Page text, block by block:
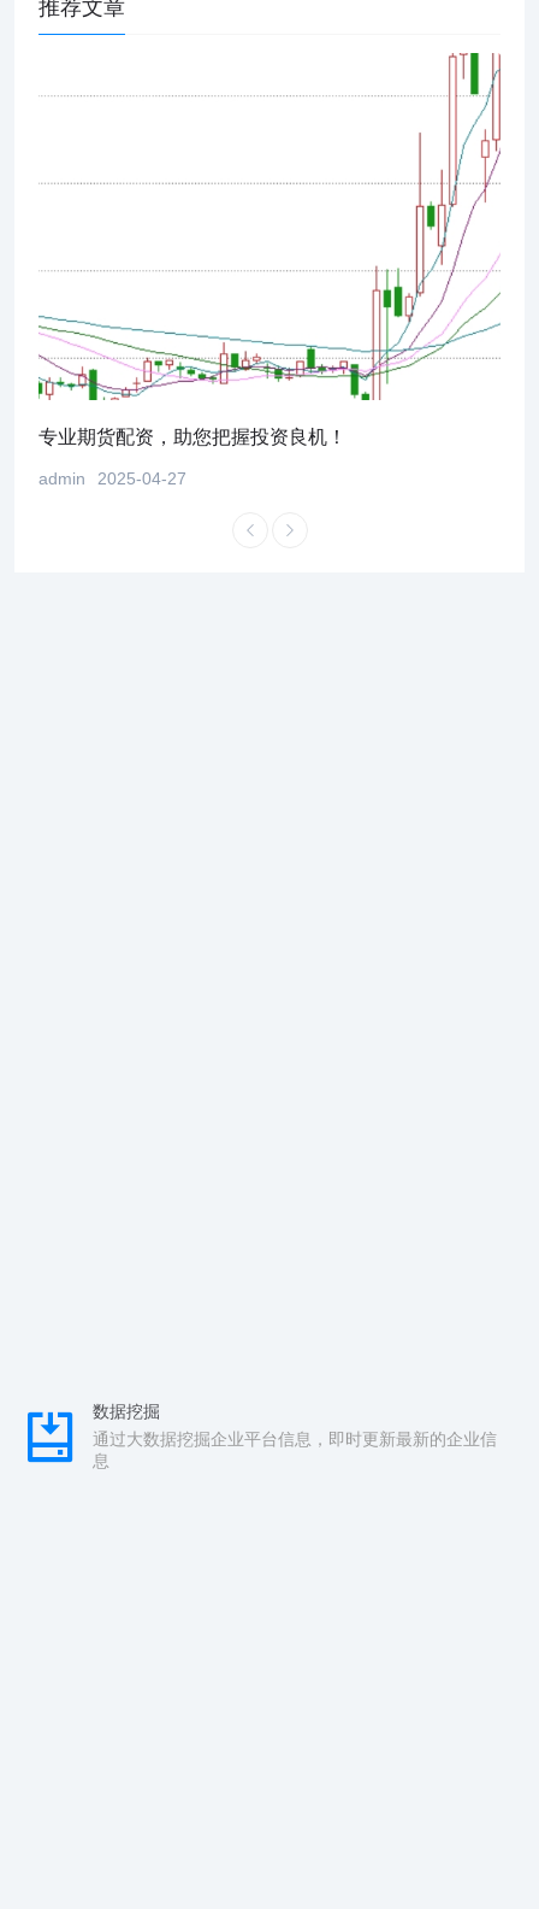
推荐文章
专业期货配资，助您把握投资良机！
admin 2025-04-27
数据挖掘
通过大数据挖掘企业平台信息，即时更新最新的企业信
息